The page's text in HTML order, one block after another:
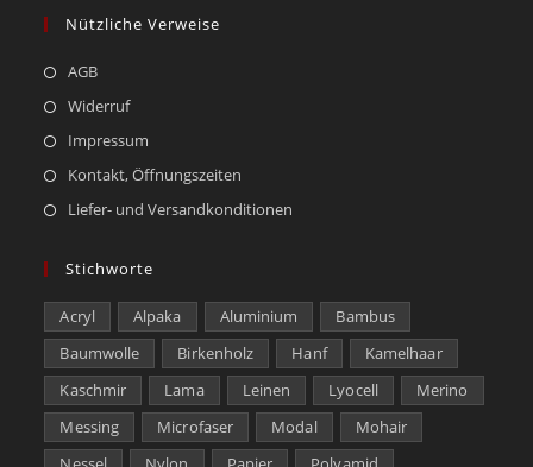
Nützliche Verweise
AGB
Widerruf
Impressum
Kontakt, Öffnungszeiten
Liefer- und Versandkonditionen
Stichworte
Acryl Alpaka Aluminium
Bambus
Baumwolle
Birkenholz Hanf
Kamelhaar
Kaschmir
Lama Leinen Lyocell
Merino
Messing
Microfaser Modal
Mohair